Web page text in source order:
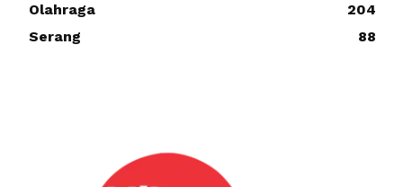
Olahraga
204
Serang
88